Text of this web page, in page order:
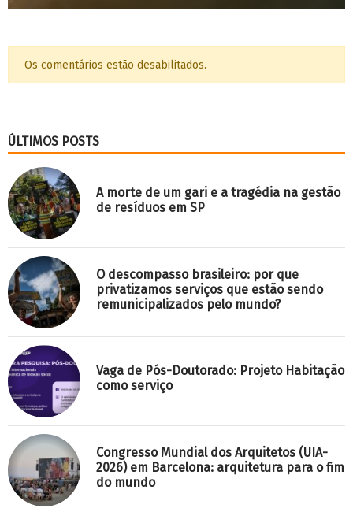
Os comentários estão desabilitados.
ÚLTIMOS POSTS
A morte de um gari e a tragédia na gestão
de resíduos em SP
O descompasso brasileiro: por que
privatizamos serviços que estão sendo
remunicipalizados pelo mundo?
Vaga de Pós-Doutorado: Projeto Habitação
como serviço
Congresso Mundial dos Arquitetos (UIA-
2026) em Barcelona: arquitetura para o fim
do mundo